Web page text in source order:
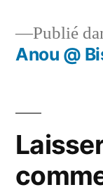
l’article
Publié
Anou @